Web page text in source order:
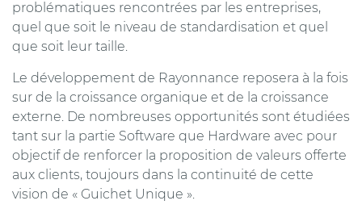
problématiques rencontrées par les entreprises,
quel que soit le niveau de standardisation et quel
que soit leur taille.
Le développement de Rayonnance reposera à la fois
sur de la croissance organique et de la croissance
externe. De nombreuses opportunités sont étudiées
tant sur la partie Software que Hardware avec pour
objectif de renforcer la proposition de valeurs offerte
aux clients, toujours dans la continuité de cette
vision de « Guichet Unique ».